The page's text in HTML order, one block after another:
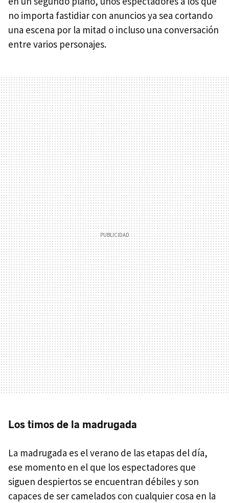
no importa fastidiar con anuncios ya sea cortando
una escena por la mitad o incluso una conversación
entre varios personajes.
Los timos de la madrugada
La madrugada es el verano de las etapas del día,
ese momento en el que los espectadores que
siguen despiertos se encuentran débiles y son
capaces de ser camelados con cualquier cosa en la